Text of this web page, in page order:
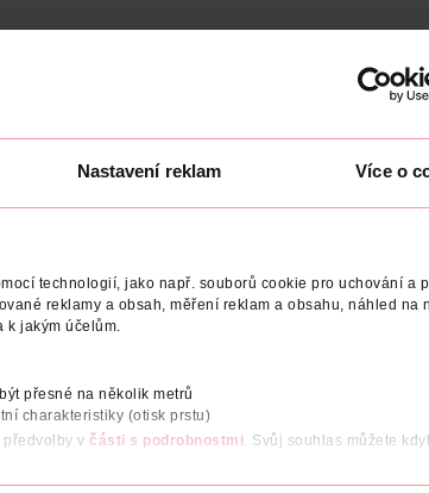
Nastavení reklam Více o
technologií, jako např. souborů cookie pro uchování a
reklamy a obsah, měření reklam a obsahu, náhled na
k jakým účelům.
přesné na několik metrů
charakteristiky (otisk prstu)
v části s podrobnostmi. Svůj souhlas můžete
použití obsahuje růžový grapefruit a vitamín C